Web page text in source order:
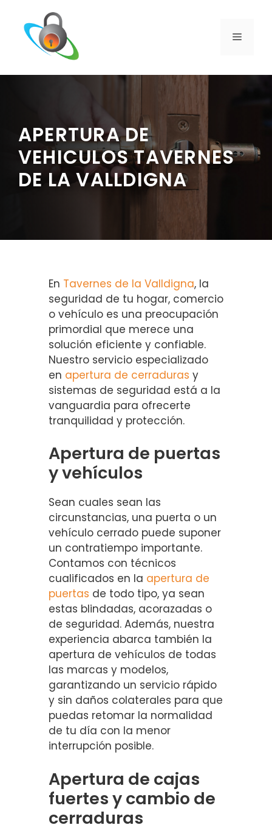
contenido
MENÚ
APERTURA DE
VEHICULOS TAVERNES
DE LA VALLDIGNA
En Tavernes de la Valldigna, la
seguridad de tu hogar, comercio
o vehículo es una preocupación
primordial que merece una
solución eficiente y confiable.
Nuestro servicio especializado
en apertura de cerraduras y
sistemas de seguridad está a la
vanguardia para ofrecerte
tranquilidad y protección.
Apertura de puertas
y vehículos
Sean cuales sean las
circunstancias, una puerta o un
vehículo cerrado puede suponer
un contratiempo importante.
Contamos con técnicos
cualificados en la apertura de
puertas de todo tipo, ya sean
estas blindadas, acorazadas o
de seguridad. Además, nuestra
experiencia abarca también la
apertura de vehículos de todas
las marcas y modelos,
garantizando un servicio rápido
y sin daños colaterales para que
puedas retomar la normalidad
de tu día con la menor
interrupción posible.
Apertura de cajas
fuertes y cambio de
cerraduras